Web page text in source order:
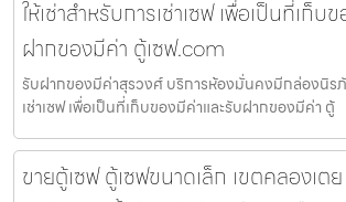
ให้เช่าสำหรับการเช่าเซฟ เพื่อเป็นที่เก็บ
ฝากของมีค่า ตู้เซฟ.com
รับฝากของมีค่าสุรวงศ์ บริการห้องมั่นคงมีกล่องนิรภั
เช่าเซฟ เพื่อเป็นที่เก็บของมีค่าและรับฝากของมีค่า ตู้
ขายตู้เซฟ ตู้เซฟขนาดเล็ก เขตคลองเต